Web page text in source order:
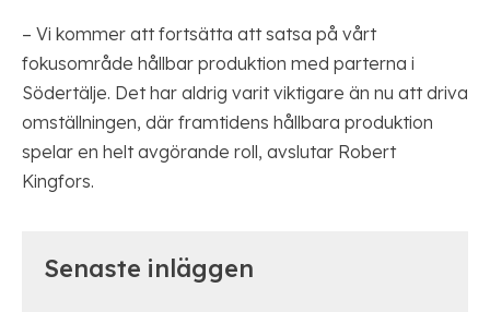
– Vi kommer att fortsätta att satsa på vårt
fokusområde hållbar produktion med parterna i
Södertälje. Det har aldrig varit viktigare än nu att driva
omställningen, där framtidens hållbara produktion
spelar en helt avgörande roll, avslutar Robert
Kingfors.
Senaste inläggen